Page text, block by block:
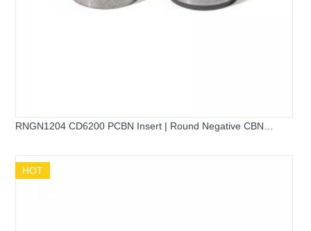
RNGN1204 CD6200 PCBN Insert | Round Negative CBN
HOT